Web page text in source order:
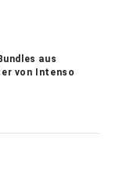
aus
von Intenso